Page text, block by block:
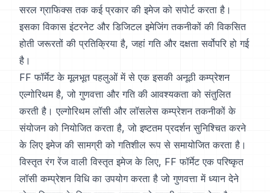
सरल ग्राफिक्स तक कई प्रकार की इमेज को सपोर्ट करता है।
इसका विकास इंटरनेट और डिजिटल इमेजिंग तकनीकों की विकसित
होती जरूरतों की प्रतिक्रिया है, जहां गति और दक्षता सर्वोपरि हो गई
है।
FF फॉर्मेट के मूलभूत पहलुओं में से एक इसकी अनूठी कम्प्रेशन
एल्गोरिथम है, जो गुणवत्ता और गति की आवश्यकता को संतुलित
करती है। एल्गोरिथम लॉसी और लॉसलेस कम्प्रेशन तकनीकों के
संयोजन को नियोजित करता है, जो इष्टतम प्रदर्शन सुनिश्चित करने
के लिए इमेज की सामग्री को गतिशील रूप से समायोजित करता है।
विस्तृत रंग रेंज वाली विस्तृत इमेज के लिए, FF फॉर्मेट एक परिष्कृत
लॉसी कम्प्रेशन विधि का उपयोग करता है जो गुणवत्ता में ध्यान देने